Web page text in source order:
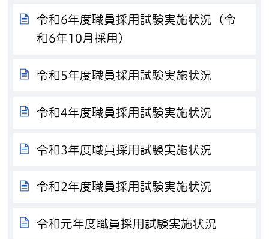
令和6年度職員採用試験実施状況（令
和6年10月採用）
令和5年度職員採用試験実施状況
令和4年度職員採用試験実施状況
令和3年度職員採用試験実施状況
令和2年度職員採用試験実施状況
令和元年度職員採用試験実施状況